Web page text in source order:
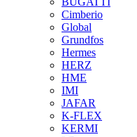
Cimberio
Global
Grundfos
Hermes
HERZ
HME
IMI
JAFAR
K-FLEX
KERMI